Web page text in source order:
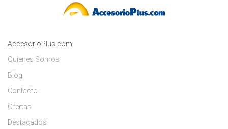
AccesorioPlus.com
Quienes Somos
Blog
Contacto
Ofertas
Destacados